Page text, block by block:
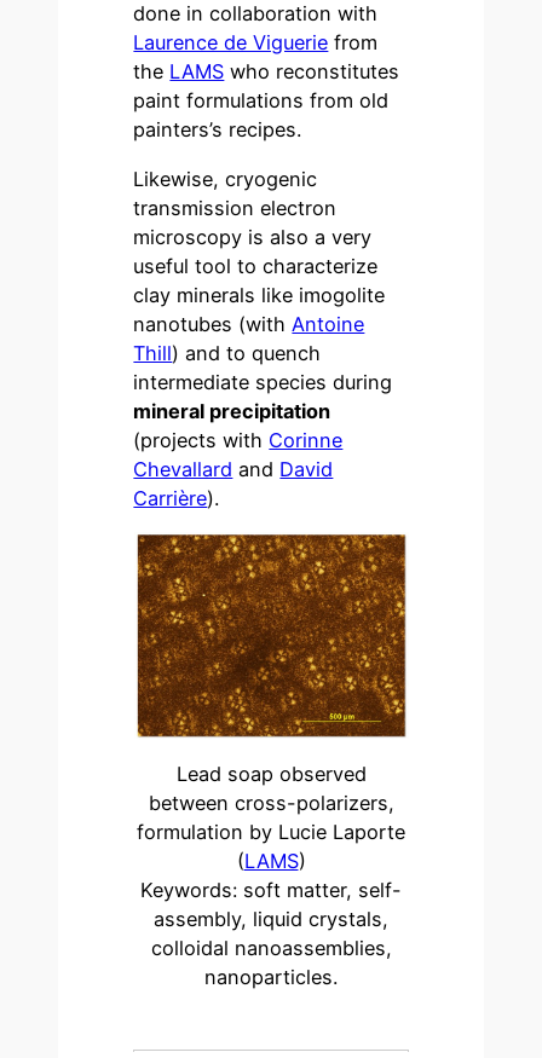
done in collaboration with
Laurence de Viguerie from
the LAMS who reconstitutes
paint formulations from old
painters’s recipes.
Likewise, cryogenic
transmission electron
microscopy is also a very
useful tool to characterize
clay minerals like imogolite
nanotubes (with Antoine
Thill) and to quench
intermediate species during
mineral precipitation
(projects with Corinne
Chevallard and David
Carrière).
Lead soap observed
between cross-polarizers,
formulation by Lucie Laporte
(LAMS)
Keywords: soft matter, self-
assembly, liquid crystals,
colloidal nanoassemblies,
nanoparticles.